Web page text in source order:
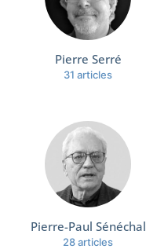
Pierre Serré
31 articles
Pierre-Paul Sénéchal
28 articles